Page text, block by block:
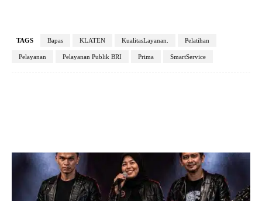
TAGS Bapas KLATEN KualitasLayanan. Pelatihan
Pelayanan Pelayanan Publik BRI Prima SmartService